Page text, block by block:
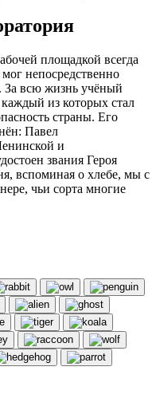
площадкой всегда
непосредственно
За всю жизнь учёный
из которых стал
страны. Его
Павел
и
звания Героя
вспоминая о хлебе, мы с
чьи сорта многие